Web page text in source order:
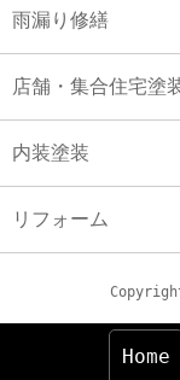
雨漏り修繕
店舗・集合住宅塗
内装塗装
リフォーム
Home